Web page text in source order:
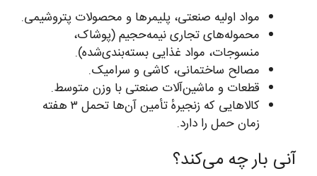
مواد اولیه صنعتی، پلیمرها و محصولات پتروشیمی.
محموله‌های تجاری نیمه‌حجیم (پوشاک،
منسوجات، مواد غذایی بسته‌بندی‌شده).
مصالح ساختمانی، کاشی و سرامیک.
قطعات و ماشین‌آلات صنعتی با وزن متوسط.
کالاهایی که زنجیرهٔ تأمین آن‌ها تحمل ۳ هفته
زمان حمل را دارد.
آنی بار چه می‌کند؟